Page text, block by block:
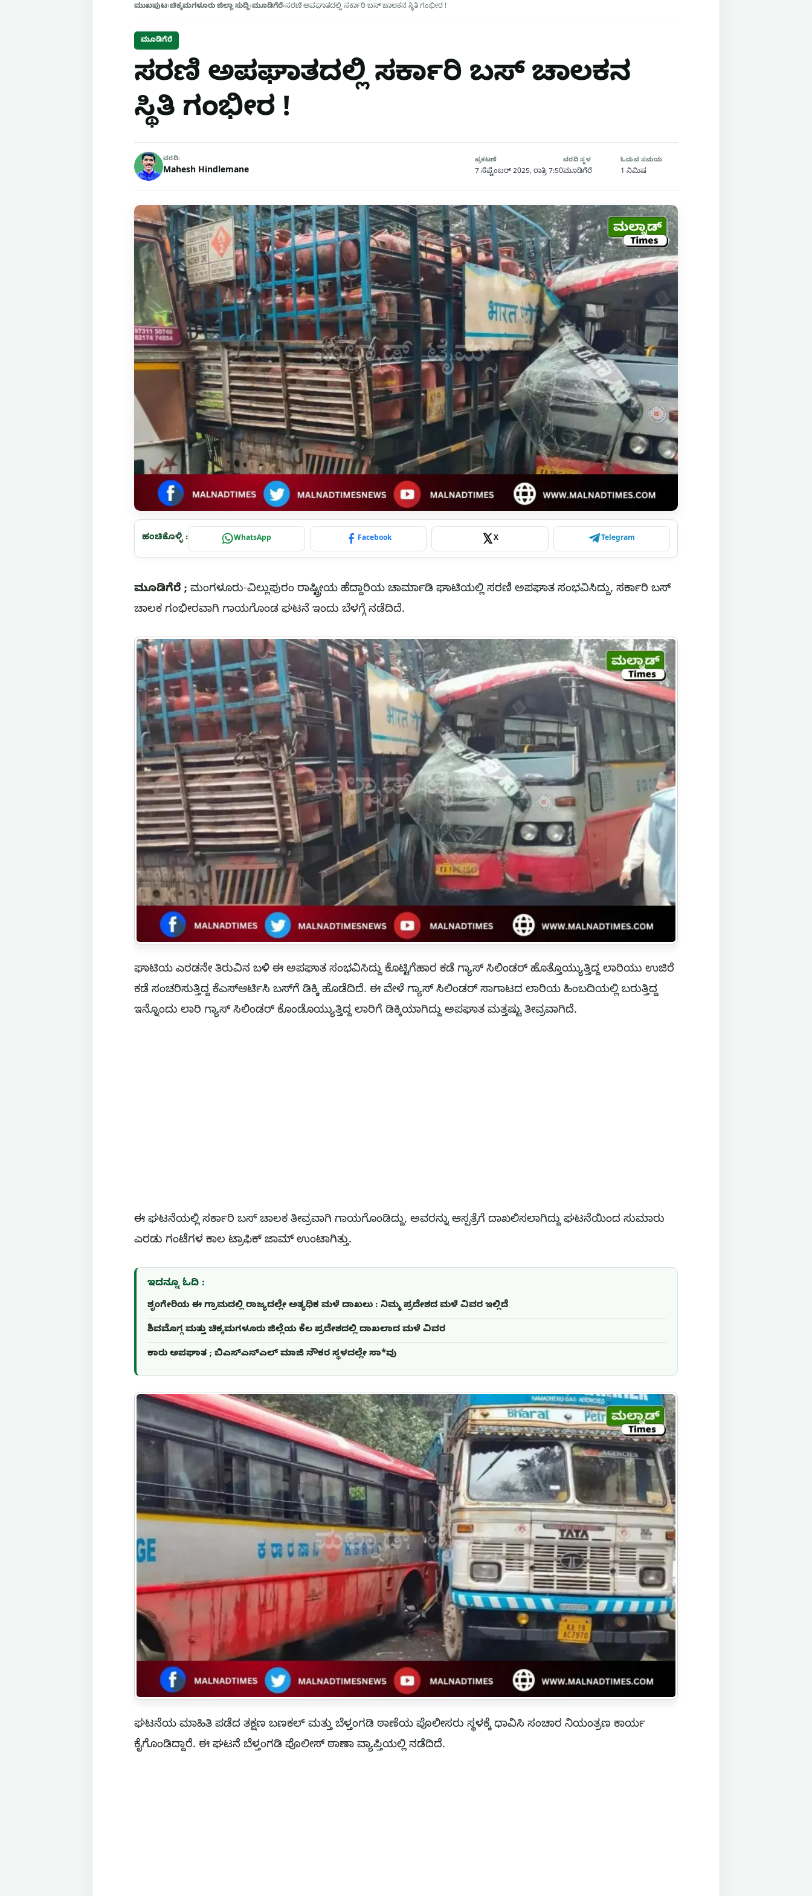
ಮುಖಪುಟ›ಚಿಕ್ಕಮಗಳೂರು ಜಿಲ್ಲಾ ಸುದ್ದಿ›ಮೂಡಿಗೆರೆ›ಸರಣಿ ಅಪಘಾತದಲ್ಲಿ ಸರ್ಕಾರಿ ಬಸ್ ಚಾಲಕನ ಸ್ಥಿತಿ ಗಂಭೀರ !
ಮೂಡಿಗೆರೆ
ಸರಣಿ ಅಪಘಾತದಲ್ಲಿ ಸರ್ಕಾರಿ ಬಸ್ ಚಾಲಕನ
ಸ್ಥಿತಿ ಗಂಭೀರ !
ವರದಿ:
Mahesh Hindlemane
ಪ್ರಕಟಣೆ
7 ಸೆಪ್ಟೆಂಬರ್ 2025, ರಾತ್ರಿ 7:50
ವರದಿ ಸ್ಥಳ
ಮೂಡಿಗೆರೆ
ಓದುವ ಸಮಯ
1 ನಿಮಿಷ
ಹಂಚಿಕೊಳ್ಳಿ : WhatsApp Facebook X Telegram
ಮೂಡಿಗೆರೆ ; ಮಂಗಳೂರು-ವಿಲ್ಲುಪುರಂ ರಾಷ್ಟ್ರೀಯ ಹೆದ್ದಾರಿಯ ಚಾರ್ಮಾಡಿ ಘಾಟಿಯಲ್ಲಿ ಸರಣಿ ಅಪಘಾತ ಸಂಭವಿಸಿದ್ದು, ಸರ್ಕಾರಿ ಬಸ್
ಚಾಲಕ ಗಂಭೀರವಾಗಿ ಗಾಯಗೊಂಡ ಘಟನೆ ಇಂದು ಬೆಳಗ್ಗೆ ನಡೆದಿದೆ.
ಘಾಟಿಯ ಎರಡನೇ ತಿರುವಿನ ಬಳಿ ಈ ಅಪಘಾತ ಸಂಭವಿಸಿದ್ದು ಕೊಟ್ಟಿಗೆಹಾರ ಕಡೆ ಗ್ಯಾಸ್ ಸಿಲಿಂಡರ್ ಹೊತ್ತೊಯ್ಯುತ್ತಿದ್ದ ಲಾರಿಯು ಉಜಿರೆ
ಕಡೆ ಸಂಚರಿಸುತ್ತಿದ್ದ ಕೆಎಸ್ಆರ್ಟಿಸಿ ಬಸ್‌ಗೆ ಡಿಕ್ಕಿ ಹೊಡೆದಿದೆ. ಈ ವೇಳೆ ಗ್ಯಾಸ್ ಸಿಲಿಂಡರ್ ಸಾಗಾಟದ ಲಾರಿಯ ಹಿಂಬದಿಯಲ್ಲಿ ಬರುತ್ತಿದ್ದ
ಇನ್ನೊಂದು ಲಾರಿ ಗ್ಯಾಸ್ ಸಿಲಿಂಡರ್ ಕೊಂಡೊಯ್ಯುತ್ತಿದ್ದ ಲಾರಿಗೆ ಡಿಕ್ಕಿಯಾಗಿದ್ದು ಅಪಘಾತ ಮತ್ತಷ್ಟು ತೀವ್ರವಾಗಿದೆ.
ಈ ಘಟನೆಯಲ್ಲಿ ಸರ್ಕಾರಿ ಬಸ್ ಚಾಲಕ ತೀವ್ರವಾಗಿ ಗಾಯಗೊಂಡಿದ್ದು, ಅವರನ್ನು ಆಸ್ಪತ್ರೆಗೆ ದಾಖಲಿಸಲಾಗಿದ್ದು ಘಟನೆಯಿಂದ ಸುಮಾರು
ಎರಡು ಗಂಟೆಗಳ ಕಾಲ ಟ್ರಾಫಿಕ್ ಜಾಮ್ ಉಂಟಾಗಿತ್ತು.
ಇದನ್ನೂ ಓದಿ :
ಶೃಂಗೇರಿಯ ಈ ಗ್ರಾಮದಲ್ಲಿ ರಾಜ್ಯದಲ್ಲೇ ಅತ್ಯಧಿಕ ಮಳೆ ದಾಖಲು : ನಿಮ್ಮ ಪ್ರದೇಶದ ಮಳೆ ವಿವರ ಇಲ್ಲಿದೆ
ಶಿವಮೊಗ್ಗ ಮತ್ತು ಚಿಕ್ಕಮಗಳೂರು ಜಿಲ್ಲೆಯ ಕೆಲ ಪ್ರದೇಶದಲ್ಲಿ ದಾಖಲಾದ ಮಳೆ ವಿವರ
ಕಾರು ಅಪಘಾತ ; ಬಿಎಸ್ಎನ್ಎಲ್ ಮಾಜಿ ನೌಕರ ಸ್ಥಳದಲ್ಲೇ ಸಾ*ವು
ಘಟನೆಯ ಮಾಹಿತಿ ಪಡೆದ ತಕ್ಷಣ ಬಣಕಲ್ ಮತ್ತು ಬೆಳ್ತಂಗಡಿ ಠಾಣೆಯ ಪೊಲೀಸರು ಸ್ಥಳಕ್ಕೆ ಧಾವಿಸಿ ಸಂಚಾರ ನಿಯಂತ್ರಣ ಕಾರ್ಯ
ಕೈಗೊಂಡಿದ್ದಾರೆ. ಈ ಘಟನೆ ಬೆಳ್ತಂಗಡಿ ಪೊಲೀಸ್ ಠಾಣಾ ವ್ಯಾಪ್ತಿಯಲ್ಲಿ ನಡೆದಿದೆ.